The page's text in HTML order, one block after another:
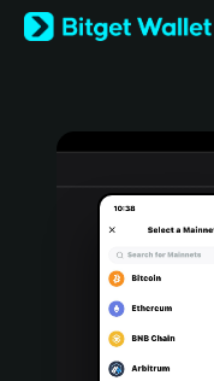
English
日本語
Türkçe
Português (Portugal)
Bahasa Indonesia